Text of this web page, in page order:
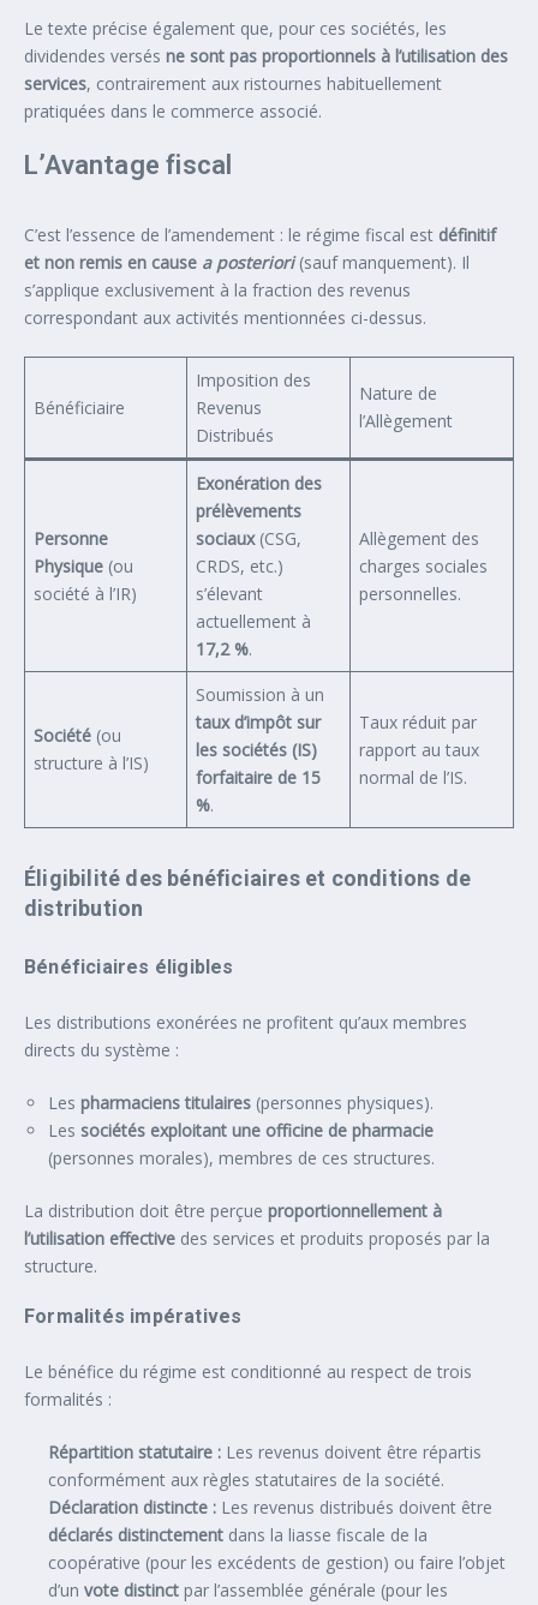
Le texte précise également que, pour ces sociétés, les
dividendes versés ne sont pas proportionnels à l’utilisation des
services, contrairement aux ristournes habituellement
pratiquées dans le commerce associé.
L’Avantage fiscal
C’est l’essence de l’amendement : le régime fiscal est définitif
et non remis en cause a posteriori(sauf manquement). Il
s’applique exclusivement à la fraction des revenus
correspondant aux activités mentionnées ci-dessus.
Bénéficiaire
Imposition des
Revenus
Distribués
Nature de
l’Allègement
Personne
Physique (ou
société à l’IR)
Exonération des
prélèvements
sociaux(CSG,
CRDS, etc.)
s’élevant
actuellement à
17,2 %.
Allègement des
charges sociales
personnelles.
Société (ou
structure à l’IS)
Soumission à un
taux d’impôt sur
les sociétés (IS)
forfaitaire de 15
%.
Taux réduit par
rapport au taux
normal de l’IS.
Éligibilité des bénéficiaires et conditions de
distribution
Bénéficiaires éligibles
Les distributions exonérées ne profitent qu’aux membres
directs du système :
Les pharmaciens titulaires (personnes physiques).
Les sociétés exploitant une officine de pharmacie
(personnes morales), membres de ces structures.
La distribution doit être perçue proportionnellement à
l’utilisation effective des services et produits proposés par la
structure.
Formalités impératives
Le bénéfice du régime est conditionné au respect de trois
formalités :
Répartition statutaire : Les revenus doivent être répartis
conformément aux règles statutaires de la société.
Déclaration distincte : Les revenus distribués doivent être
déclarés distinctement dans la liasse fiscale de la
coopérative (pour les excédents de gestion) ou faire l’objet
d’un vote distinct par l’assemblée générale (pour les